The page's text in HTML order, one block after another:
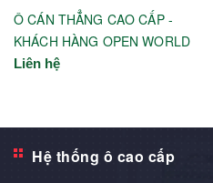
Ô CÁN THẲNG CAO CẤP -
KHÁCH HÀNG OPEN WORLD
Liên hệ
Hệ thống ô cao cấp